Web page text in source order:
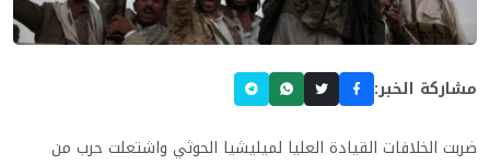
مشاركة الخبر:
ضربت الخلافات القيادة العليا لميليشيا الحوثي واشتعلت حرب من